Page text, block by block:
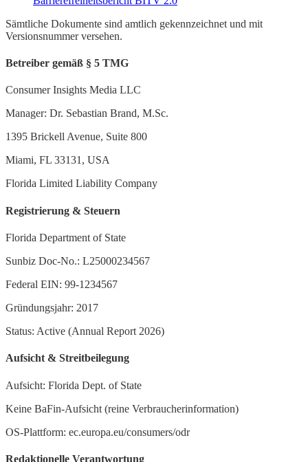
Sämtliche Dokumente sind amtlich gekennzeichnet und mit
Versionsnummer versehen.
Betreiber gemäß § 5 TMG
Consumer Insights Media LLC
Manager: Dr. Sebastian Brand, M.Sc.
1395 Brickell Avenue, Suite 800
Miami, FL 33131, USA
Florida Limited Liability Company
Registrierung & Steuern
Florida Department of State
Sunbiz Doc-No.: L25000234567
Federal EIN: 99-1234567
Gründungsjahr: 2017
Status: Active (Annual Report 2026)
Aufsicht & Streitbeilegung
Aufsicht: Florida Dept. of State
Keine BaFin-Aufsicht (reine Verbraucherinformation)
OS-Plattform: ec.europa.eu/consumers/odr
Redaktionelle Verantwortung